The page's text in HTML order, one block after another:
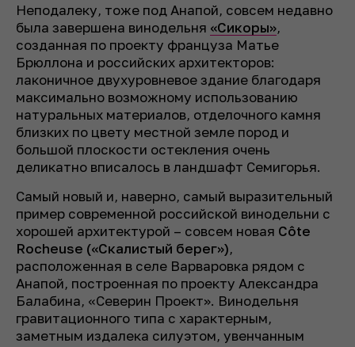
Неподалеку, тоже под Анапой, совсем недавно
была завершена винодельня «Сикоры»,
созданная по проекту француза Матье
Брюллона и российских архитекторов:
лаконичное двухуровневое здание благодаря
максимально возможному использованию
натуральных материалов, отделочного камня
близких по цвету местной земле пород и
большой плоскости остекления очень
деликатно вписалось в ландшафт Семигорья.
Самый новый и, наверно, самый выразительный
пример современной российской винодельни с
хорошей архитектурой – совсем новая Côte
Rocheuse («Скалистый берег»),
расположенная в селе Варваровка рядом с
Анапой, построенная по проекту Александра
Балабина, «Северин Проект». Винодельня
гравитационного типа с характерным,
заметным издалека силуэтом, увенчанным